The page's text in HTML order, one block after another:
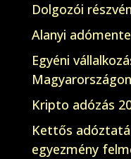
Dolgozói
Alanyi
Egyéni
Magyarországon
Kripto adózás
Kettős
egyezmény